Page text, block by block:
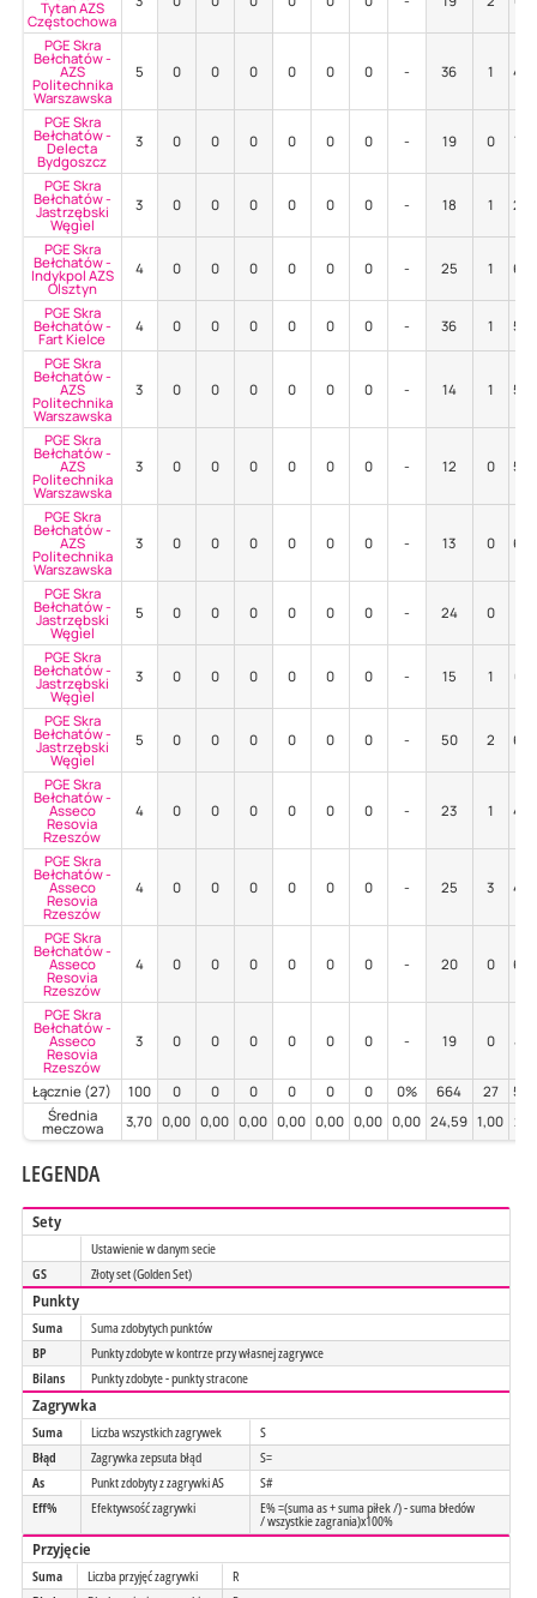
Tytan AZS
Częstochowa
PGE Skra
Bełchatów -
AZS
Politechnika
Warszawska
5 0 0 0 0 0 0 - 36 1
PGE Skra
Bełchatów -
Delecta
Bydgoszcz
3 0 0 0 0 0 0 - 19 0
PGE Skra
Bełchatów -
Jastrzębski
Węgiel
3 0 0 0 0 0 0 - 18 1
PGE Skra
Bełchatów -
Indykpol AZS
Olsztyn
4 0 0 0 0 0 0 - 25 1
PGE Skra
Bełchatów -
Fart Kielce
4 0 0 0 0 0 0 - 36 1
PGE Skra
Bełchatów -
AZS
Politechnika
Warszawska
3 0 0 0 0 0 0 - 14 1
PGE Skra
Bełchatów -
AZS
Politechnika
Warszawska
3 0 0 0 0 0 0 - 12 0
PGE Skra
Bełchatów -
AZS
Politechnika
Warszawska
3 0 0 0 0 0 0 - 13 0
PGE Skra
Bełchatów -
Jastrzębski
Węgiel
5 0 0 0 0 0 0 - 24 0
PGE Skra
Bełchatów -
Jastrzębski
Węgiel
3 0 0 0 0 0 0 - 15 1
PGE Skra
Bełchatów -
Jastrzębski
Węgiel
5 0 0 0 0 0 0 - 50 2
PGE Skra
Bełchatów -
Asseco
Resovia
Rzeszów
4 0 0 0 0 0 0 - 23 1
PGE Skra
Bełchatów -
Asseco
Resovia
Rzeszów
4 0 0 0 0 0 0 - 25 3
PGE Skra
Bełchatów -
Asseco
Resovia
Rzeszów
4 0 0 0 0 0 0 - 20 0
PGE Skra
Bełchatów -
Asseco
Resovia
Rzeszów
3 0 0 0 0 0 0 - 19 0
Łącznie (27) 100 0 0 0 0 0 0 0% 664 27
Średnia
meczowa 3,70 0,00 0,00 0,00 0,00 0,00 0,00 0,00 24,59 1,00
LEGENDA
Sety
Ustawienie w danym secie
GS
Złoty set (Golden Set)
Punkty
Suma
Suma zdobytych punktów
BP
Punkty zdobyte w kontrze przy własnej zagrywce
Bilans
Punkty zdobyte - punkty stracone
Zagrywka
Suma Liczba wszystkich zagrywek
S
Błąd
Zagrywka zepsuta błąd
S=
As
Punkt zdobyty z zagrywki AS
S#
Eff%
Efektywsość zagrywki E% =(suma as + suma piłek /) - suma błedów
/ wszystkie zagrania)x100%
Przyjęcie
Suma Liczba przyjęć zagrywki
R